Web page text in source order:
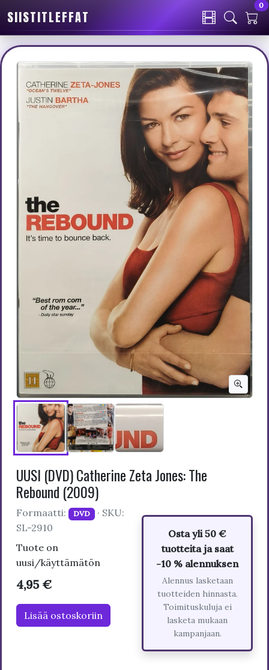
SIISTITLEFFAT
0
UUSI (DVD) Catherine Zeta Jones: The
Rebound (2009)
Formaatti: DVD · SKU:
SL-2910
Tuote on
uusi/käyttämätön
4,95 €
Lisää ostoskoriin
Osta yli 50 €
tuotteita ja saat
-10 % alennuksen
Alennus lasketaan
tuotteiden hinnasta.
Toimituskuluja ei
lasketa mukaan
kampanjaan.